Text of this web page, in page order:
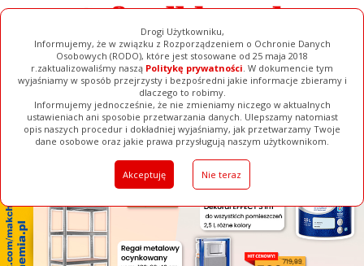
Drogi Użytkowniku,
Informujemy, że w związku z Rozporządzeniem o Ochronie Danych
Osobowych (RODO), które jest stosowane od 25 maja 2018
r.zaktualizowaliśmy naszą Politykę prywatności. W dokumencie tym
wyjaśniamy w sposób przejrzysty i bezpośredni jakie informacje zbieramy i
dlaczego to robimy.
Informujemy jednocześnie, że nie zmieniamy niczego w aktualnych
ustawieniach ani sposobie przetwarzania danych. Ulepszamy natomiast
opis naszych procedur i dokładniej wyjaśniamy, jak przetwarzamy Twoje
dane osobowe oraz jakie prawa przysługują naszym użytkownikom.
Akceptuję Nie teraz
[ ZAMKNIJ ]
Ogłoszenia Filmy Galerie Baza Firm Pełna Wersja